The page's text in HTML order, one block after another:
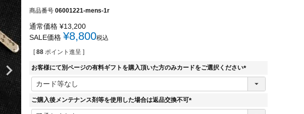
商品番号 06001221-mens-1r
通常価格 ¥13,200
SALE価格 ¥8,800税込
[ 88 ポイント進呈 ]
お客様にて別ページの有料ギフトを購入頂いた方のみカードをご選択ください
(
ご購入後メンテナンス剤等を使用した場合は返品交換不可
(